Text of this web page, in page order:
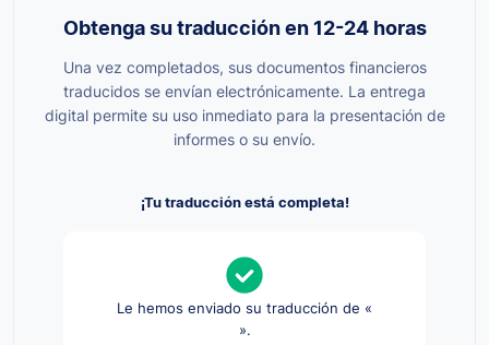
Obtenga su traducción en 12-24 horas
Una vez completados, sus documentos financieros
traducidos se envían electrónicamente. La entrega
digital permite su uso inmediato para la presentación de
informes o su envío.
¡Tu traducción está completa!
Le hemos enviado su traducción de «
».